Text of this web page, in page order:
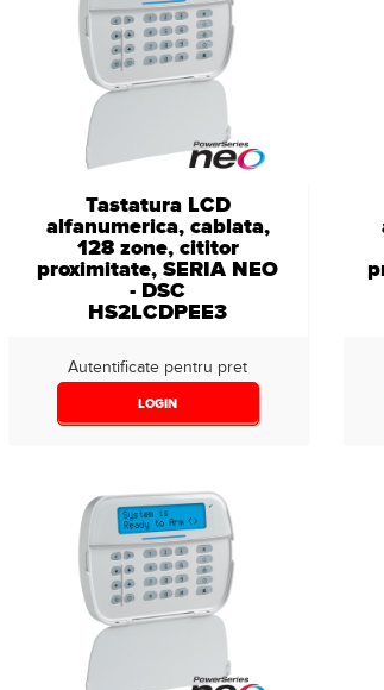
Tastatura LCD
alfanumerica, cablata,
128 zone, cititor
proximitate, SERIA NEO
- DSC
HS2LCDPEE3
Autentificate pentru pret
LOGIN